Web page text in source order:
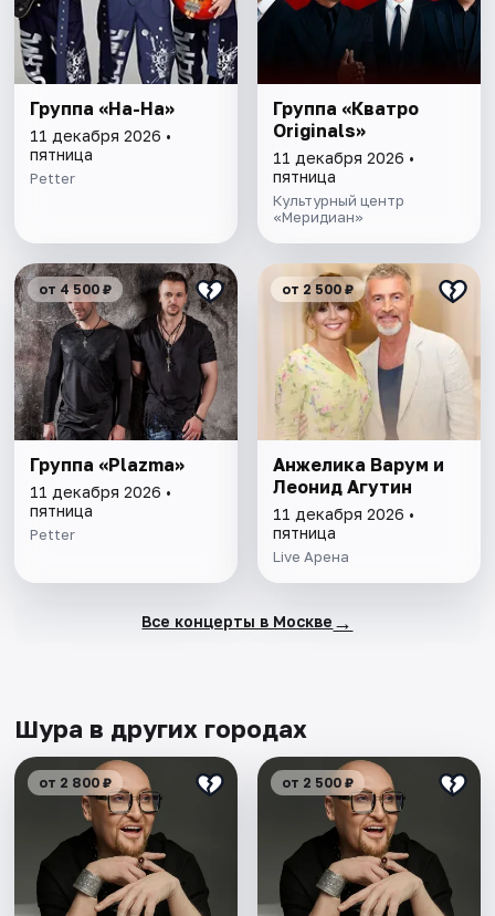
Группа «На-На»
11 декабря 2026 •
пятница
Petter
Группа «Кватро
Originals»
11 декабря 2026 •
пятница
Культурный центр
«Меридиан»
от 4 500 ₽
Группа «Plazma»
11 декабря 2026 •
пятница
Petter
от 2 500 ₽
Анжелика Варум и
Леонид Агутин
11 декабря 2026 •
пятница
Live Арена
Все концерты в Москве →
Шура в других городах
от 2 800 ₽ от 2 500 ₽